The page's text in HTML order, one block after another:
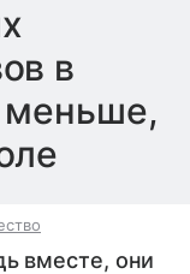
в
вместе, они